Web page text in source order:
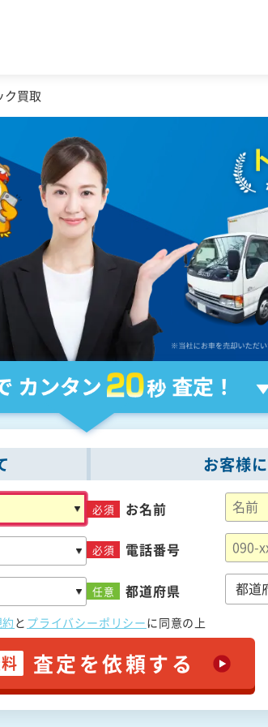
ク買取
お客様
必須 お名前
必須 電話番号
任意 都道府県
と プライバシーポリシーに同意の上
査定を依頼する